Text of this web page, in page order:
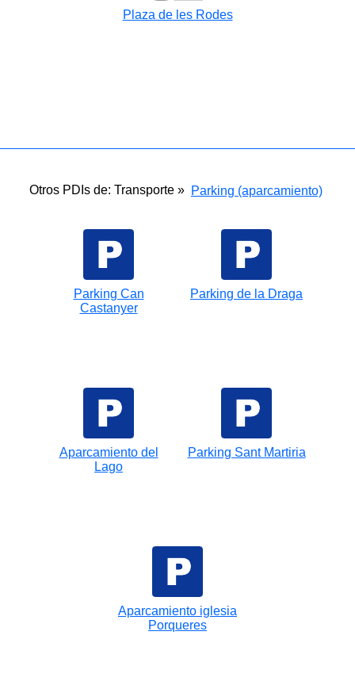
Plaza de les Rodes
Otros PDIs de: Transporte » Parking (aparcamiento)
Parking Can
Castanyer
Parking de la Draga
Aparcamiento del
Lago
Parking Sant Martiria
Aparcamiento iglesia
Porqueres